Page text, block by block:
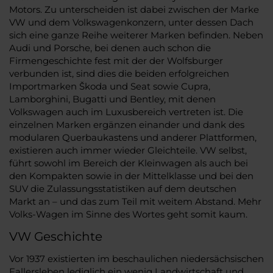
Motors. Zu unterscheiden ist dabei zwischen der Marke
VW und dem Volkswagenkonzern, unter dessen Dach
sich eine ganze Reihe weiterer Marken befinden. Neben
Audi und Porsche, bei denen auch schon die
Firmengeschichte fest mit der der Wolfsburger
verbunden ist, sind dies die beiden erfolgreichen
Importmarken Škoda und Seat sowie Cupra,
Lamborghini, Bugatti und Bentley, mit denen
Volkswagen auch im Luxusbereich vertreten ist. Die
einzelnen Marken ergänzen einander und dank des
modularen Querbaukastens und anderer Plattformen,
existieren auch immer wieder Gleichteile. VW selbst,
führt sowohl im Bereich der Kleinwagen als auch bei
den Kompakten sowie in der Mittelklasse und bei den
SUV die Zulassungsstatistiken auf dem deutschen
Markt an – und das zum Teil mit weitem Abstand. Mehr
Volks-Wagen im Sinne des Wortes geht somit kaum.
VW Geschichte
Vor 1937 existierten im beschaulichen niedersächsischen